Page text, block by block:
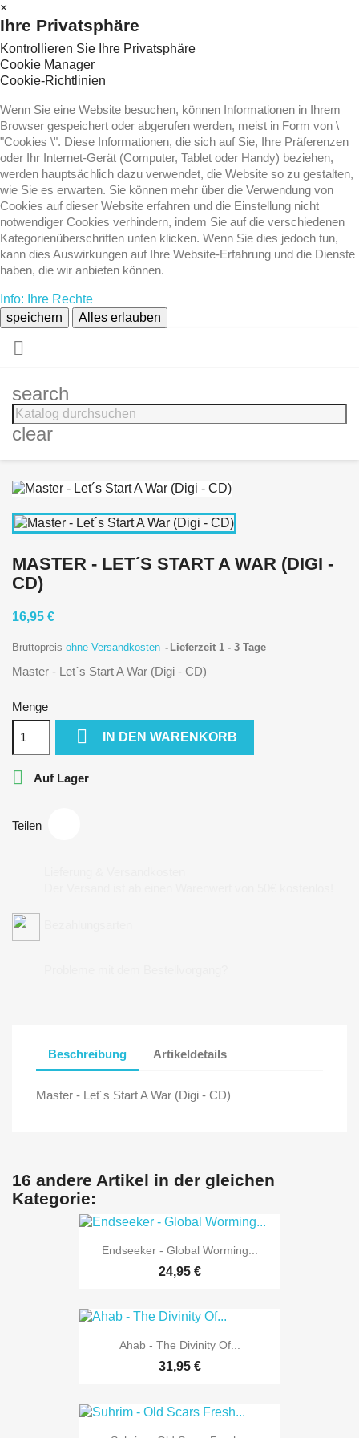
×
Ihre Privatsphäre
Kontrollieren Sie Ihre Privatsphäre
Cookie Manager
Cookie-Richtlinien
Wenn Sie eine Website besuchen, können Informationen in Ihrem
Browser gespeichert oder abgerufen werden, meist in Form von \
"Cookies \". Diese Informationen, die sich auf Sie, Ihre Präferenzen
oder Ihr Internet-Gerät (Computer, Tablet oder Handy) beziehen,
werden hauptsächlich dazu verwendet, die Website so zu gestalten,
wie Sie es erwarten. Sie können mehr über die Verwendung von
Cookies auf dieser Website erfahren und die Einstellung nicht
notwendiger Cookies verhindern, indem Sie auf die verschiedenen
Kategorienüberschriften unten klicken. Wenn Sie dies jedoch tun,
kann dies Auswirkungen auf Ihre Website-Erfahrung und die Dienste
haben, die wir anbieten können.
Info: Ihre Rechte
speichern
Alles erlauben

search
clear
MASTER - LET´S START A WAR (DIGI -
CD)
16,95 €
Bruttopreis ohne Versandkosten Lieferzeit 1 - 3 Tage
Master - Let´s Start A War (Digi - CD)
Menge
 IN DEN WARENKORB
 Auf Lager
Teilen
Beschreibung Artikeldetails
Master - Let´s Start A War (Digi - CD)
16 andere Artikel in der gleichen
Kategorie:
Endseeker - Global Worming...
24,95 €
Ahab - The Divinity Of...
31,95 €